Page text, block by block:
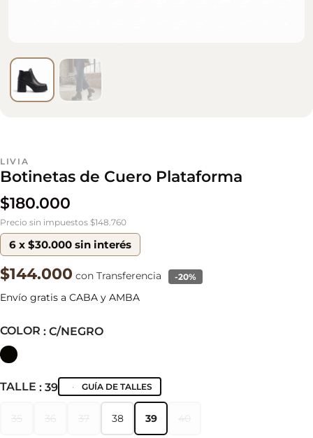
LIVIA
Botinetas de Cuero Plataforma
$180.000
COLOR : C/NEGRO
TALLE : 39 GUÍA DE TALLES
38
38 39
39
Precio sin impuestos $148.760
6 x $30.000 sin interés
$144.000 con Transferencia -20%
Envío gratis a CABA y AMBA